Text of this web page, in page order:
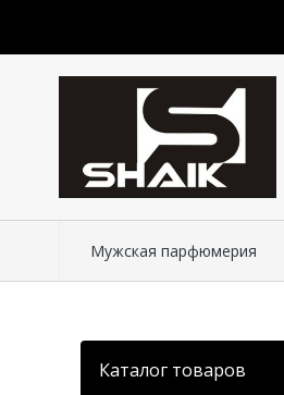
Мужская парфюмерия
Каталог товаров